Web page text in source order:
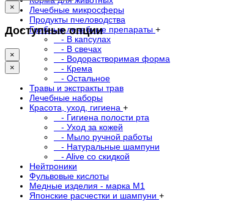
Лечебные микросферы
Продукты пчеловодства
Грибные лечебные препараты +
- В капсулах
- В свечах
- Водорастворимая форма
- Крема
- Остальное
Травы и экстракты трав
Лечебные наборы
Красота, уход, гигиена +
- Гигиена полости рта
- Уход за кожей
- Мыло ручной работы
- Натуральные шампуни
- Alive со скидкой
Нейтроники
Фульвовые кислоты
Медные изделия - марка М1
Японские расчестки и шампуни +
×
Доступные опции
×
×